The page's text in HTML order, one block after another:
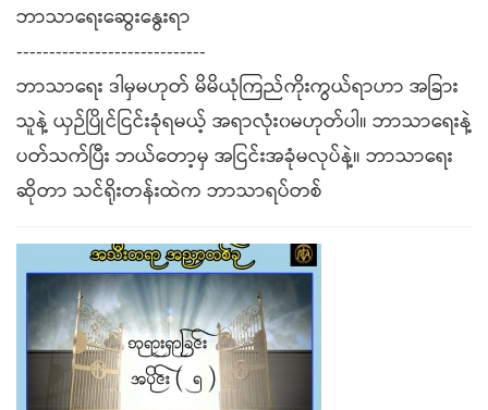
ဘာသာရေးဆွေးနွေးရာ
-----------------------------
ဘာသာရေး ဒါမှမဟုတ် မိမိယုံကြည်ကိုးကွယ်ရာဟာ အခြား
သူနဲ့ ယှဉ်ပြိုင်ငြင်းခုံရမယ့် အရာလုံး၀မဟုတ်ပါ။ ဘာသာရေးနဲ့
ပတ်သက်ပြီး ဘယ်တော့မှ အငြင်းအခုံမလုပ်နဲ့။ ဘာသာရေး
ဆိုတာ သင်ရိုးတန်းထဲက ဘာသာရပ်တစ်